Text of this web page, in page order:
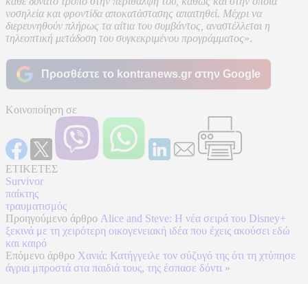
νοσηλεία και φροντίδα αποκατάστασης απαιτηθεί. Μέχρι να
διερευνηθούν πλήρως τα αίτια του συμβάντος, αναστέλλεται η
τηλεοπτική μετάδοση του συγκεκριμένου προγράμματος».
Προσθέστε το kontranews.gr στην Google
Κοινοποίηση σε
ΕΤΙΚΕΤΕΣ
Survivor
παίκτης
τραυματισμός
Προηγούμενο άρθρο Alice and Steve: Η νέα σειρά του Disney+
ξεκινά με τη χειρότερη οικογενειακή ιδέα που έχεις ακούσει εδώ
και καιρό
Επόμενο άρθρο Χανιά: Κατήγγειλε τον σύζυγό της ότι τη χτύπησε
άγρια μπροστά στα παιδιά τους, της έσπασε δόντι »